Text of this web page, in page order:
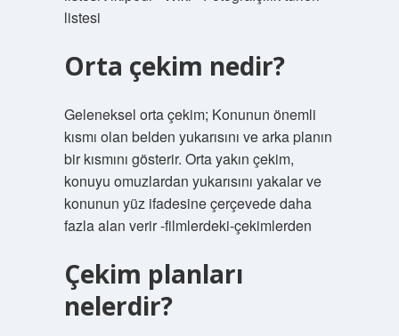
listesi
Orta çekim nedir?
Geleneksel orta çekim; Konunun önemli
kısmı olan belden yukarısını ve arka planın
bir kısmını gösterir. Orta yakın çekim,
konuyu omuzlardan yukarısını yakalar ve
konunun yüz ifadesine çerçevede daha
fazla alan verir -filmlerdeki-çekimlerden
Çekim planları
nelerdir?